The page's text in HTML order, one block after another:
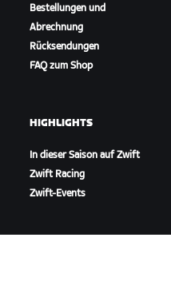
Bestellungen und
Abrechnung
Rücksendungen
FAQ zum Shop
HIGHLIGHTS
In dieser Saison auf Zwift
Zwift Racing
Zwift-Events